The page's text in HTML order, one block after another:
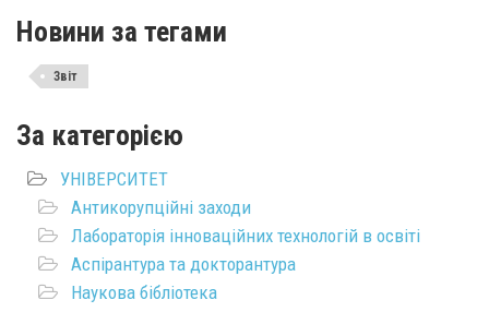
Новини за тегами
Звіт
За категорією
УНІВЕРСИТЕТ
Антикорупційні заходи
Лабораторія інноваційних технологій в освіті
Аспірантура та докторантура
Наукова бібліотека